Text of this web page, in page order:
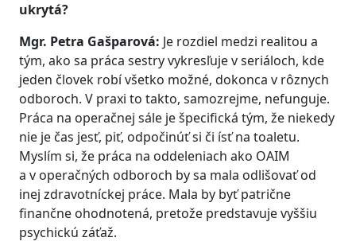
ukrytá?
Mgr. Petra Gašparová: Je rozdiel medzi realitou a
tým, ako sa práca sestry vykresľuje v seriáloch, kde
jeden človek robí všetko možné, dokonca v rôznych
odboroch. V praxi to takto, samozrejme, nefunguje.
Práca na operačnej sále je špecifická tým, že niekedy
nie je čas jesť, piť, odpočinúť si či ísť na toaletu.
Myslím si, že práca na oddeleniach ako OAIM
a v operačných odboroch by sa mala odlišovať od
inej zdravotníckej práce. Mala by byť patrične
finančne ohodnotená, pretože predstavuje vyššiu
psychickú záťaž.